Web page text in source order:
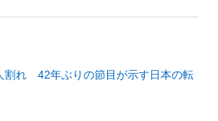
割れ 42年ぶりの節目が示す日本の転